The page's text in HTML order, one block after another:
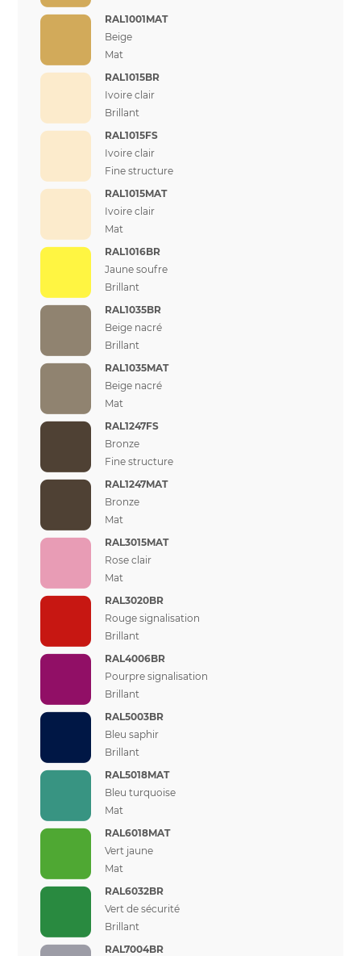
RAL1001MAT
Beige
Mat
RAL1015BR
Ivoire clair
Brillant
RAL1015FS
Ivoire clair
Fine structure
RAL1015MAT
Ivoire clair
Mat
RAL1016BR
Jaune soufre
Brillant
RAL1035BR
Beige nacré
Brillant
RAL1035MAT
Beige nacré
Mat
RAL1247FS
Bronze
Fine structure
RAL1247MAT
Bronze
Mat
RAL3015MAT
Rose clair
Mat
RAL3020BR
Rouge signalisation
Brillant
RAL4006BR
Pourpre signalisation
Brillant
RAL5003BR
Bleu saphir
Brillant
RAL5018MAT
Bleu turquoise
Mat
RAL6018MAT
Vert jaune
Mat
RAL6032BR
Vert de sécurité
Brillant
RAL7004BR